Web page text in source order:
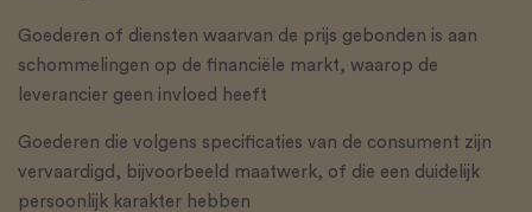
Goederen of diensten waarvan de prijs gebonden is aan
schommelingen op de financiële markt, waarop de
leverancier geen invloed heeft
Goederen die volgens specificaties van de consument zijn
vervaardigd, bijvoorbeeld maatwerk, of die een duidelijk
persoonlijk karakter hebben